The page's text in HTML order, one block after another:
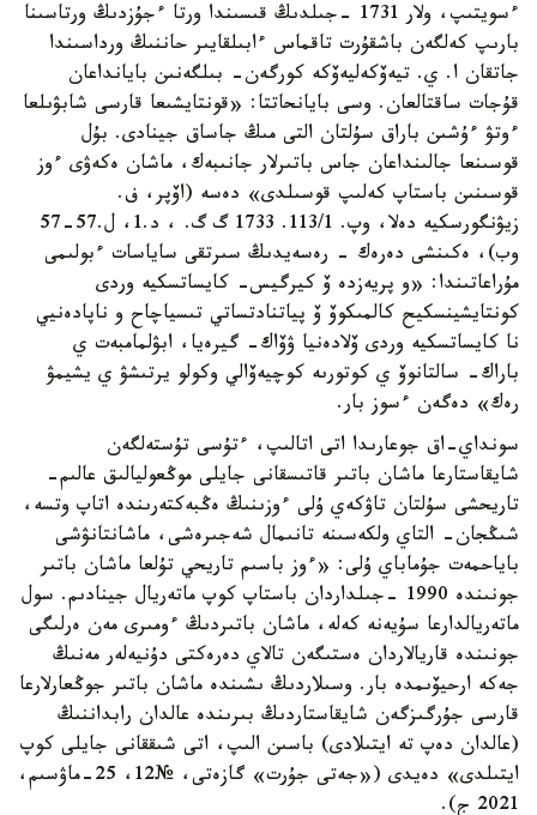
ءسويتىپ، ولار 1731 -جىلدىڭ قىسىندا ورتا ءجۇزدىڭ ورتاسىنا
بارىپ كەلگەن باشقۇرت تاقماس ءابىلقايىر حاننىڭ ورداسىندا
جاتقان ا. ي. تيەۆكەليەۆكە كورگەن- بىلگەنىن بايانداعان
قۇجات ساقتالعان. وسى بايانحاتتا: «قونتايشىعا قارسى شابۋىلعا
ءوتۋ ءۇشىن باراق سۇلتان التى مىڭ جاساق جينادى. بۇل
قوسىنعا جالىنداعان جاس باتىرلار جانىبەك، ماشان ەكەۋى ءوز
قوسىنىن باستاپ كەلىپ قوسىلدى» دەسە (اۆپر، ف.
زيۋنگورسكيە دەلا، وپ. 113/1. 1733 گ گ. ، د.1، ل.57-57
وب)، ەكىنشى دەرەك - رەسەيدىڭ سىرتقى ساياسات ءبولىمى
مۇراعاتىندا: «و پريەزدە ۆ كيرگيس- كايساتسكيە وردى
كونتايشينسكيح كالمىكوۆ ۆ پياتنادتساتي تىسياچاح و ناپادەنيي
نا كايساتسكيە وردى ۆلادەنيا ۋۆاك- گيرەيا، ابۋلمامبەت ي
باراك- سالتانوۆ ي كوتورىە كوچيەۆالي وكولو يرتىشۋ ي يشيمۋ
رەك» دەگەن ءسوز بار.
سونداي-اق جوعارىدا اتى اتالىپ، ءتۇسى تۇستەلگەن
شايقاستارعا ماشان باتىر قاتىسقانى جايلى موڭعوليالىق عالىم-
تاريحشى سۇلتان تاۋكەي ۇلى ءوزىنىڭ ەڭبەكتەرىندە اتاپ وتسە،
شىڭجان- التاي ولكەسىنە تانىمال شەجىرەشى، ماشانتانۋشى
باياحمەت جۇماباي ۇلى: «ءوز باسىم تاريحي تۇلعا ماشان باتىر
جونىندە 1990 -جىلداردان باستاپ كوپ ماتەريال جينادىم. سول
ماتەريالدارعا سۇيەنە كەلە، ماشان باتىردىڭ ءومىرى مەن ەرلىگى
جونىندە قاريالاردان ەستىگەن تالاي دەرەكتى دۇنيەلەر مەنىڭ
جەكە ارحيۆىمدە بار. وسىلاردىڭ ىشىندە ماشان باتىر جوڭعارلارعا
قارسى جۇرگىزگەن شايقاستاردىڭ بىرىندە عالدان رابداننىڭ
(عالدان دەپ تە ايتىلادى) باسىن الىپ، اتى شىققانى جايلى كوپ
ايتىلدى» دەيدى («جەتى جۇرت» گازەتى، №12، 25-ماۋسىم،
2021 ج).